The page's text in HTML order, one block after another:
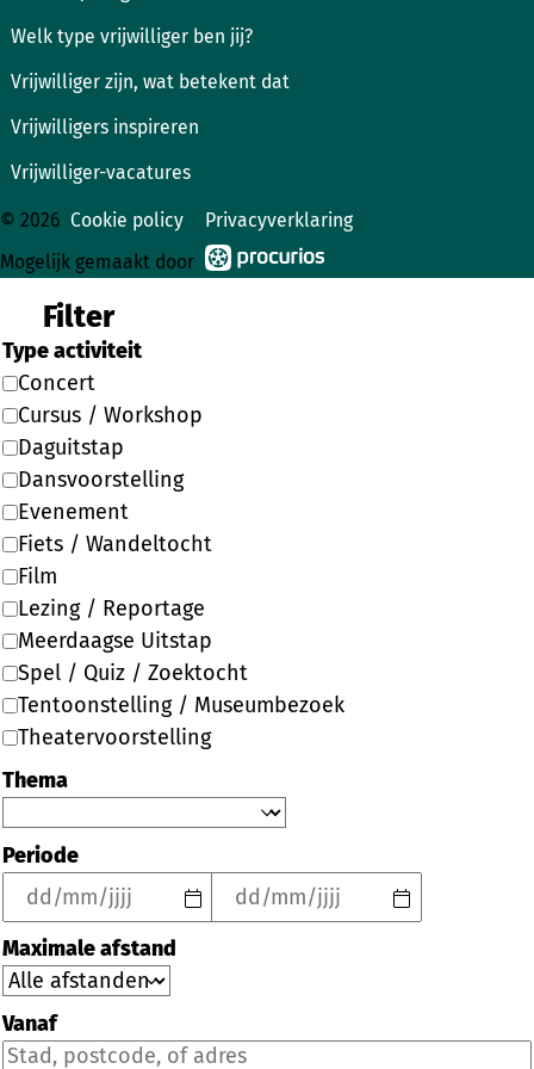
Welk type vrijwilliger ben jij?
Vrijwilliger zijn, wat betekent dat
Vrijwilligers inspireren
Vrijwilliger-vacatures
© 2026 Cookie policy
Privacyverklaring
Mogelijk gemaakt door
Filter
Type activiteit
Concert
Cursus / Workshop
Daguitstap
Dansvoorstelling
Evenement
Fiets / Wandeltocht
Film
Lezing / Reportage
Meerdaagse Uitstap
Spel / Quiz / Zoektocht
Tentoonstelling / Museumbezoek
Theatervoorstelling
Thema
Periode
Maximale afstand
Vanaf